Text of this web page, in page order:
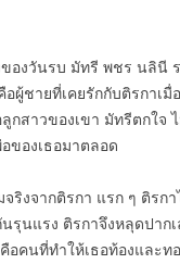
ของวันรบ มัทรี พชร นลินี
ผู้ชายที่เคยรักกับติรกาเมื่
กสาวของเขา มัทรีตกใจ
ของเธอมาตลอด
ริงจากติรกา แรก ๆ ติรก
รุนแรง ติรกาจึงหลุดปาก
คนที่ทำให้เธอท้องและท